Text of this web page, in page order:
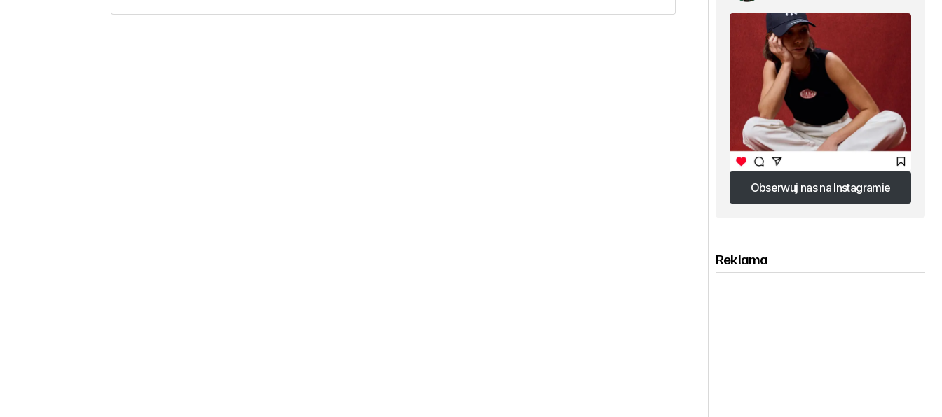
Obserwuj nas na Instagramie
Obserwuj nas na Instagramie
Reklama